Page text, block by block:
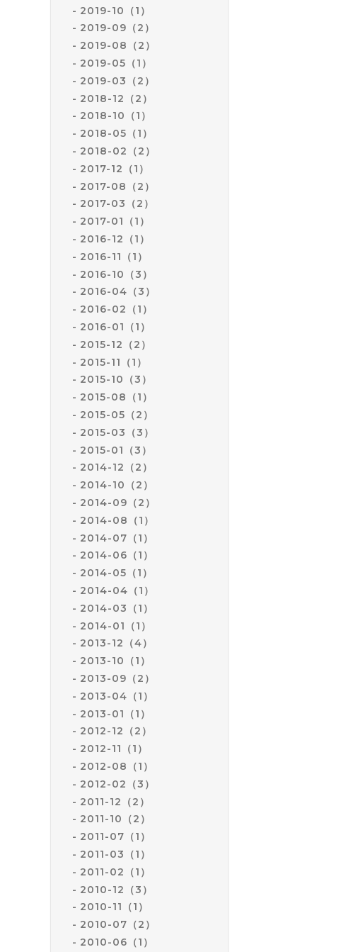
2019-10（1）
2019-09（2）
2019-08（2）
2019-05（1）
2019-03（2）
2018-12（2）
2018-10（1）
2018-05（1）
2018-02（2）
2017-12（1）
2017-08（2）
2017-03（2）
2017-01（1）
2016-12（1）
2016-11（1）
2016-10（3）
2016-04（3）
2016-02（1）
2016-01（1）
2015-12（2）
2015-11（1）
2015-10（3）
2015-08（1）
2015-05（2）
2015-03（3）
2015-01（3）
2014-12（2）
2014-10（2）
2014-09（2）
2014-08（1）
2014-07（1）
2014-06（1）
2014-05（1）
2014-04（1）
2014-03（1）
2014-01（1）
2013-12（4）
2013-10（1）
2013-09（2）
2013-04（1）
2013-01（1）
2012-12（2）
2012-11（1）
2012-08（1）
2012-02（3）
2011-12（2）
2011-10（2）
2011-07（1）
2011-03（1）
2011-02（1）
2010-12（3）
2010-11（1）
2010-07（2）
2010-06（1）